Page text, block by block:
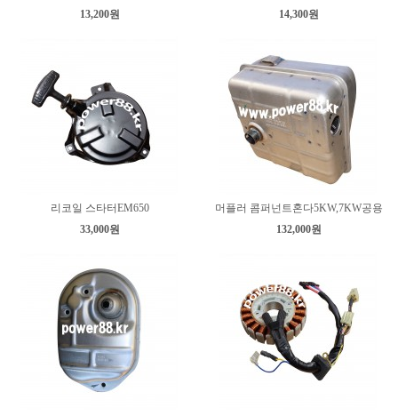
13,200원
14,300원
리코일 스타터EM650
33,000원
머플러 콤퍼넌트혼다5KW,7KW공용
132,000원